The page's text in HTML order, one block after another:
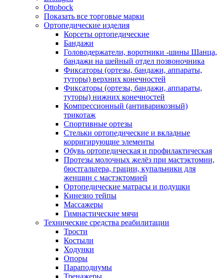
Ottobock
Показать все торговые марки
Ортопедические изделия
Корсеты ортопедические
Бандажи
Головодержатели, воротники -шины Шанца,
бандажи на шейный отдел позвоночника
Фиксаторы (ортезы, бандажи, аппараты,
туторы) верхних конечностей
Фиксаторы (ортезы, бандажи, аппараты,
туторы) нижних конечностей
Компрессионный (антиварикозный)
трикотаж
Спортивные ортезы
Стельки ортопедические и вкладные
корригирующие элементы
Обувь ортопедическая и профилактическая
Протезы молочных желёз при мастэктомии,
бюстгальтера, грации, купальники для
женщин с мастэктомией
Ортопедические матрасы и подушки
Кинезио тейпы
Массажеры
Гимнастические мячи
Технические средства реабилитации
Трости
Костыли
Ходунки
Опоры
Параподиумы